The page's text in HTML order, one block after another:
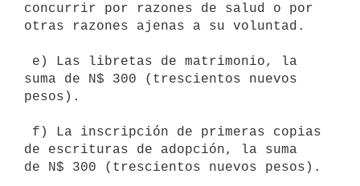
concurrir por razones de salud o por
otras razones ajenas a su voluntad.
suma de N$ 300 (trescientos nuevos
pesos).
de escrituras de adopción, la suma
de N$ 300 (trescientos nuevos pesos).